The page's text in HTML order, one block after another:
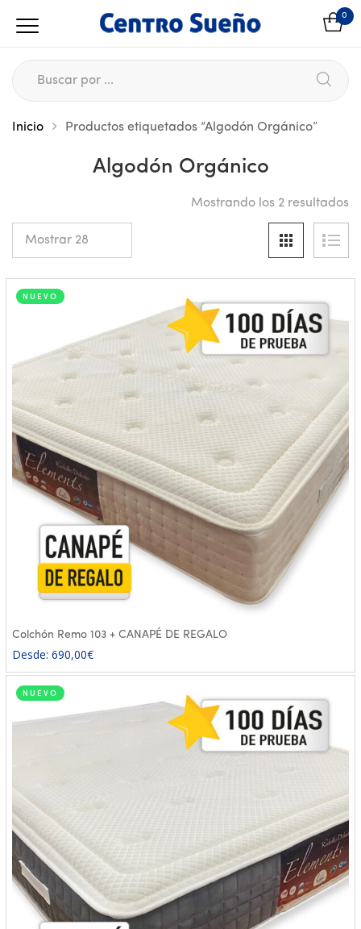
0
Inicio Productos etiquetados “Algodón Orgánico”
Algodón Orgánico
Mostrando los 2 resultados
NUEVO
Colchón Remo 103 + CANAPÉ DE REGALO
Desde: 690,00€
NUEVO